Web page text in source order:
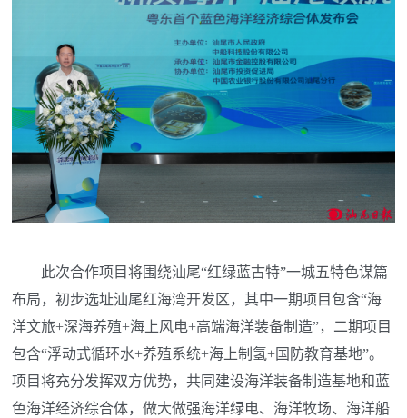
此次合作项目将围绕汕尾“红绿蓝古特”一城五特色谋篇
布局，初步选址汕尾红海湾开发区，其中一期项目包含“海
洋文旅+深海养殖+海上风电+高端海洋装备制造”，二期项目
包含“浮动式循环水+养殖系统+海上制氢+国防教育基地”。
项目将充分发挥双方优势，共同建设海洋装备制造基地和蓝
色海洋经济综合体，做大做强海洋绿电、海洋牧场、海洋船